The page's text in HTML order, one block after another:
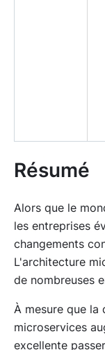
Résumé
Alors que le
les entreprises
changements
L'architecture
de nombreuses
À mesure que la
microservices
excellente